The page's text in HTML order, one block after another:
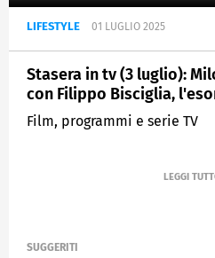
LIFESTYLE 01 LUGLIO 2025
Stasera in tv (3 luglio):
con Filippo Bisciglia,
Film, programmi e serie TV
SUGGERITI